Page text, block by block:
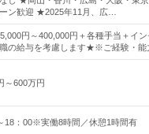
ン歓迎 ★2025年11月、広…
円～400,000円＋各種手当＋イ
の給与を考慮します★※ご経験・能
～600万円
18：00※実働8時間／休憩1時間有